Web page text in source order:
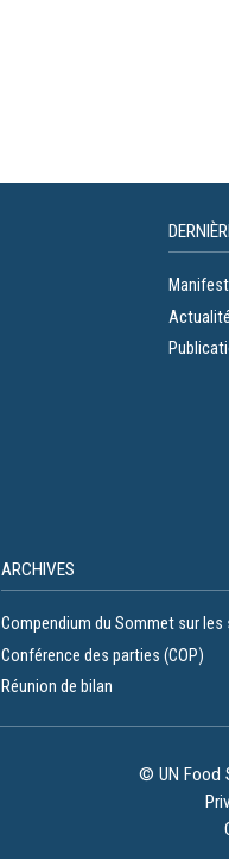
ARCHIVES
Compendium du Sommet sur
Conférence des parties (COP)
Réunion de bilan
© UN Food